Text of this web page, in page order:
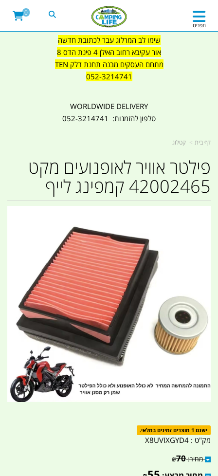
שימו לב המרלוג עבר לכתובת חדשה
אור עקיבא רחוב האילן 4 פינת הדס 8
מתחם העסקים מבנה תחנת דלק TEN
052-3214741
WORLDWIDE DELIVERY
טלפון להזמנות: 052-3214741
תפריט
0
דף בית קטלוג
פילטר אוויר לאופנועים מקט
42002465 קמפינג לייף
ישנם 1 מוצרים זמינים במלאי.
מק"ט : X8UVIXGYD4
מחיר: ₪70